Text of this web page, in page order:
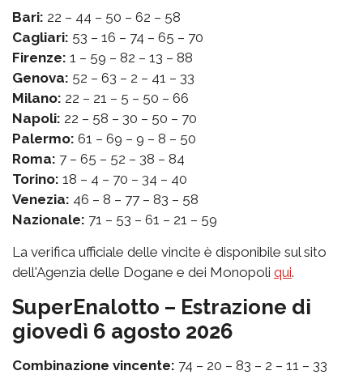
Bari: 22 – 44 – 50 – 62 – 58
Cagliari: 53 – 16 – 74 – 65 – 70
Firenze: 1 – 59 – 82 – 13 – 88
Genova: 52 – 63 – 2 – 41 – 33
Milano: 22 – 21 – 5 – 50 – 66
Napoli: 22 – 58 – 30 – 50 – 70
Palermo: 61 – 69 – 9 – 8 – 50
Roma: 7 – 65 – 52 – 38 – 84
Torino: 18 – 4 – 70 – 34 – 40
Venezia: 46 – 8 – 77 – 83 – 58
Nazionale: 71 – 53 – 61 – 21 – 59
La verifica ufficiale delle vincite è disponibile sul sito
dell'Agenzia delle Dogane e dei Monopoli qui.
SuperEnalotto – Estrazione di
giovedì 6 agosto 2026
Combinazione vincente: 74 – 20 – 83 – 2 – 11 – 33